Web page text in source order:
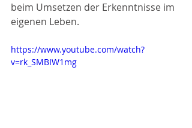
beim Umsetzen der Erkenntnisse im
eigenen Leben.
https://www.youtube.com/watch?
v=rk_SMBIW1mg